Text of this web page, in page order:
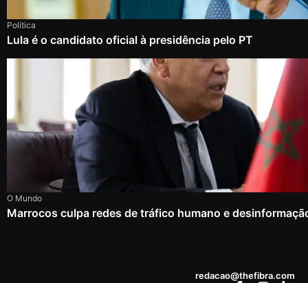
Política
Lula é o candidato oficial à presidência pelo PT
O Mundo
Marrocos culpa redes de tráfico humano e
redacao@thefibra.com